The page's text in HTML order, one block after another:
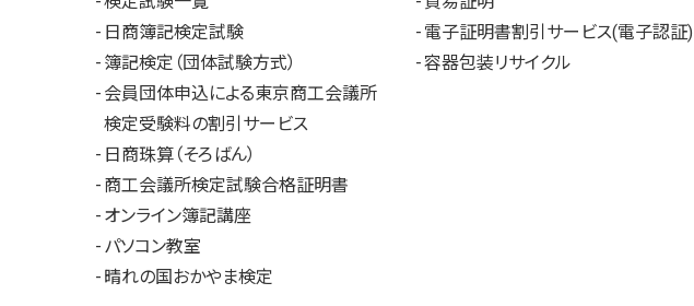
日商簿記検定試験
簿記検定（団体試験方式）
会員団体申込による東京商工会議所
検定受験料の割引サービス
日商珠算（そろばん）
商工会議所検定試験合格証明書
オンライン簿記講座
パソコン教室
晴れの国おかやま検定
電子証明書割引サービス(電子認証)
容器包装リサイクル